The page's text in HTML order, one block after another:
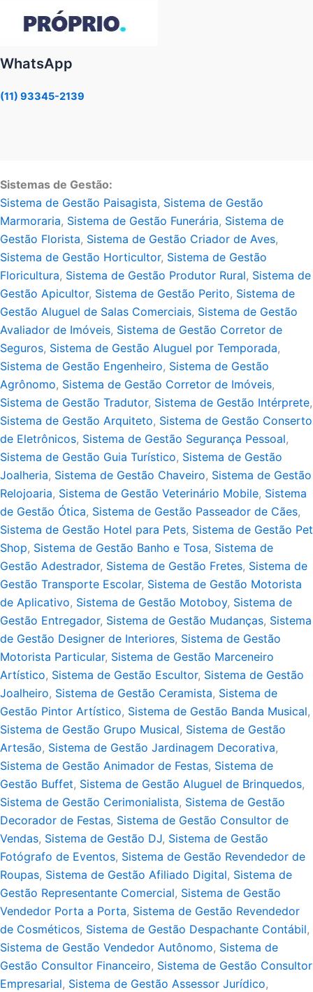
WhatsApp
(11) 93345-2139
Sistemas de Gestão:
Sistema de Gestão Paisagista, Sistema de Gestão
Marmoraria, Sistema de Gestão Funerária, Sistema de
Gestão Florista, Sistema de Gestão Criador de Aves,
Sistema de Gestão Horticultor, Sistema de Gestão
Floricultura, Sistema de Gestão Produtor Rural, Sistema de
Gestão Apicultor, Sistema de Gestão Perito, Sistema de
Gestão Aluguel de Salas Comerciais, Sistema de Gestão
Avaliador de Imóveis, Sistema de Gestão Corretor de
Seguros, Sistema de Gestão Aluguel por Temporada,
Sistema de Gestão Engenheiro, Sistema de Gestão
Agrônomo, Sistema de Gestão Corretor de Imóveis,
Sistema de Gestão Tradutor, Sistema de Gestão Intérprete,
Sistema de Gestão Arquiteto, Sistema de Gestão Conserto
de Eletrônicos, Sistema de Gestão Segurança Pessoal,
Sistema de Gestão Guia Turístico, Sistema de Gestão
Joalheria, Sistema de Gestão Chaveiro, Sistema de Gestão
Relojoaria, Sistema de Gestão Veterinário Mobile, Sistema
de Gestão Ótica, Sistema de Gestão Passeador de Cães,
Sistema de Gestão Hotel para Pets, Sistema de Gestão Pet
Shop, Sistema de Gestão Banho e Tosa, Sistema de
Gestão Adestrador, Sistema de Gestão Fretes, Sistema de
Gestão Transporte Escolar, Sistema de Gestão Motorista
de Aplicativo, Sistema de Gestão Motoboy, Sistema de
Gestão Entregador, Sistema de Gestão Mudanças, Sistema
de Gestão Designer de Interiores, Sistema de Gestão
Motorista Particular, Sistema de Gestão Marceneiro
Artístico, Sistema de Gestão Escultor, Sistema de Gestão
Joalheiro, Sistema de Gestão Ceramista, Sistema de
Gestão Pintor Artístico, Sistema de Gestão Banda Musical,
Sistema de Gestão Grupo Musical, Sistema de Gestão
Artesão, Sistema de Gestão Jardinagem Decorativa,
Sistema de Gestão Animador de Festas, Sistema de
Gestão Buffet, Sistema de Gestão Aluguel de Brinquedos,
Sistema de Gestão Cerimonialista, Sistema de Gestão
Decorador de Festas, Sistema de Gestão Consultor de
Vendas, Sistema de Gestão DJ, Sistema de Gestão
Fotógrafo de Eventos, Sistema de Gestão Revendedor de
Roupas, Sistema de Gestão Afiliado Digital, Sistema de
Gestão Representante Comercial, Sistema de Gestão
Vendedor Porta a Porta, Sistema de Gestão Revendedor
de Cosméticos, Sistema de Gestão Despachante Contábil,
Sistema de Gestão Vendedor Autônomo, Sistema de
Gestão Consultor Financeiro, Sistema de Gestão Consultor
Empresarial, Sistema de Gestão Assessor Jurídico,